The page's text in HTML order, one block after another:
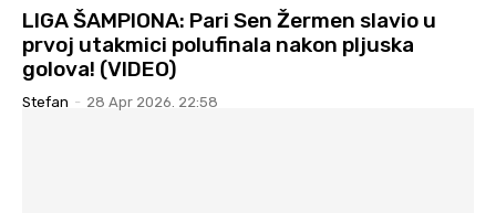
LIGA ŠAMPIONA: Pari Sen Žermen slavio u
prvoj utakmici polufinala nakon pljuska
golova! (VIDEO)
Stefan - 28 Apr 2026. 22:58